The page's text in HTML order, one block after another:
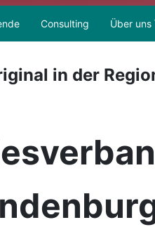
Consulting Über uns
in der